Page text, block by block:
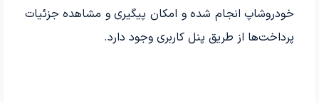
خودروشاپ انجام شده و امکان پیگیری و مشاهده جزئیات
پرداخت‌ها از طریق پنل کاربری وجود دارد.